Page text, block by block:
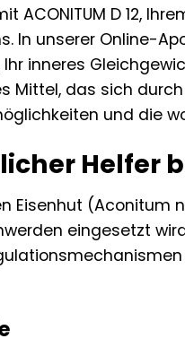
ACONITUM D 12,
In unserer Online-
inneres
Mittel, das sich
und die
Eisenhut
eingesetzt